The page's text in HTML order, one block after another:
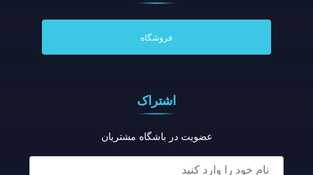
فروشگاه
اشتراک
عضویت در باشگاه مشتریان